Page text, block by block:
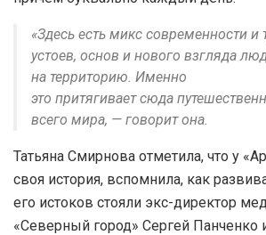
«Здесь есть микс современности и
устоев, основ и нового взгляда
на территорию. Именно
это притягивает сюда
всего мира, — говорит она.
Татьяна Смирнова отметила, что у
своя история, вспомнила, как
его истоков стояли экс-директор
«Северный город» Сергей Панченко